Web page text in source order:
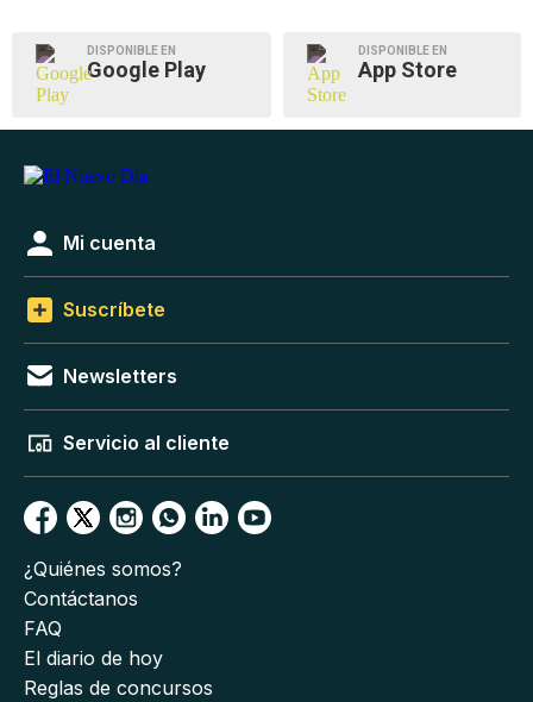
DISPONIBLE EN
Google Play
DISPONIBLE EN
App Store
Mi cuenta
Suscríbete
Newsletters
Servicio al cliente
¿Quiénes somos?
Contáctanos
FAQ
El diario de hoy
Reglas de concursos